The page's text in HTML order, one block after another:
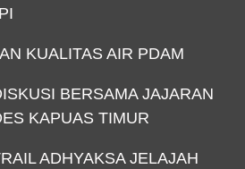
KUALITAS AIR PDAM
BERSAMA JAJARAN
KAPUAS TIMUR
ADHYAKSA JELAJAH